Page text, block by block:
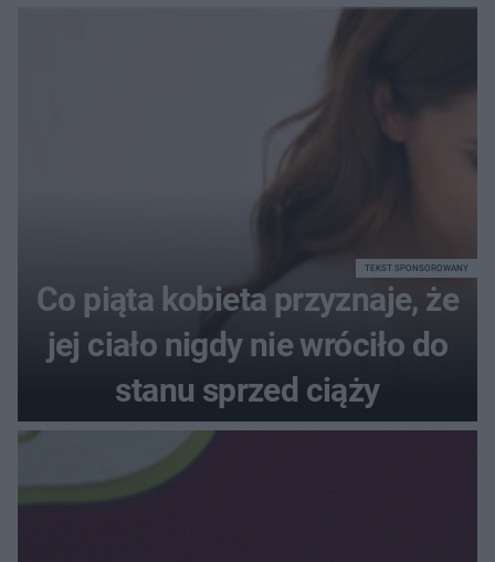
poprawnie, ile to jest
Co piąta kobieta przyznaje, że
jej ciało nigdy nie wróciło do
stanu sprzed ciąży
TEKST SPONSOROWANY